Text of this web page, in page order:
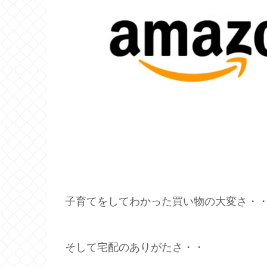
子育てをしてわかった買い物の大変さ・
そして宅配のありがたさ・・